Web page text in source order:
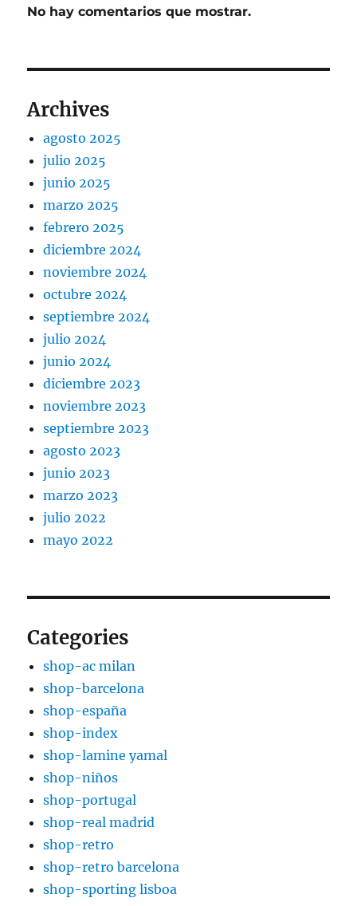
No hay comentarios que mostrar.
Archives
agosto 2025
julio 2025
junio 2025
marzo 2025
febrero 2025
diciembre 2024
noviembre 2024
octubre 2024
septiembre 2024
julio 2024
junio 2024
diciembre 2023
noviembre 2023
septiembre 2023
agosto 2023
junio 2023
marzo 2023
julio 2022
mayo 2022
Categories
shop-ac milan
shop-barcelona
shop-españa
shop-index
shop-lamine yamal
shop-niños
shop-portugal
shop-real madrid
shop-retro
shop-retro barcelona
shop-sporting lisboa